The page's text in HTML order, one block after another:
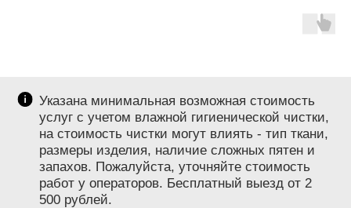
Указана минимальная возможная стоимость
услуг с учетом влажной гигиенической чистки,
на стоимость чистки могут влиять - тип ткани,
размеры изделия, наличие сложных пятен и
запахов. Пожалуйста, уточняйте стоимость
работ у операторов. Бесплатный выезд от 2
500 рублей.